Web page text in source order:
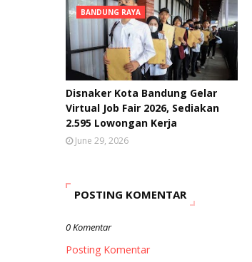
BANDUNG RAYA
Disnaker Kota Bandung Gelar
Virtual Job Fair 2026, Sediakan
2.595 Lowongan Kerja
June 29, 2026
POSTING KOMENTAR
0 Komentar
Posting Komentar